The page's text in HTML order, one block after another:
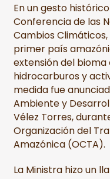
En un gesto
Conferencia de las
Cambios
primer país
extensión del
hidrocarburos y
medida fue
Ambiente y
Vélez Torres,
Organización del
Amazónica (OCTA).
La Ministra hizo un